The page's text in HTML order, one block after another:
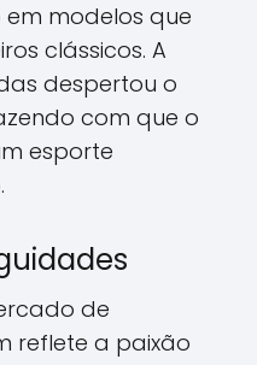
modelos que
clássicos. A
despertou o
com que o
esporte
de
reflete a paixão